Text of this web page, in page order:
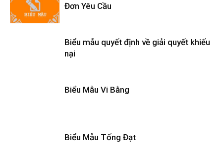
Đơn Yêu Cầu
Biểu mẫu quyết định về giải quyết khiếu
nại
Biểu Mẫu Vi Bằng
Biểu Mẫu Tống Đạt